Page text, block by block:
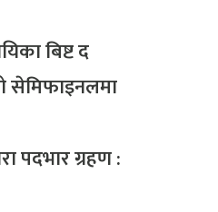
बिष्ट द
पदभार ग्रहण :